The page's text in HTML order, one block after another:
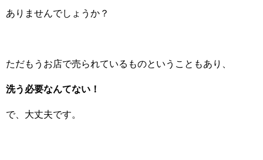
ありませんでしょうか？
ただもうお店で売られているものということもあり、
洗う必要なんてない！
で、大丈夫です。